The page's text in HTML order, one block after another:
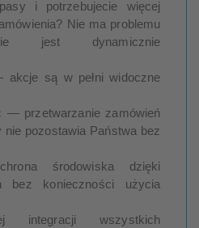
i potrzebujecie więcej
Nie ma problemu
jest dynamicznie
akcje są w pełni widoczne
— przetwarzanie zamówień
nie pozostawia Państwa bez
środowiska dzięki
bez konieczności użycia
integracji wszystkich